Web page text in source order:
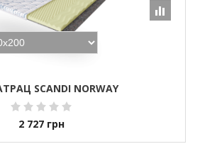
SCANDI NORWAY
2 727 грн